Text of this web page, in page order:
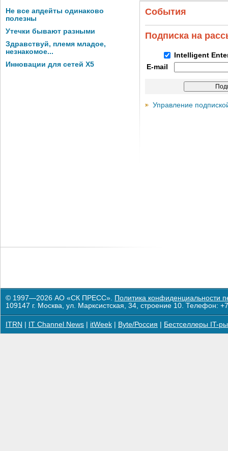
Не все апдейты одинаково
полезны
Утечки бывают разными
Здравствуй, племя младое,
незнакомое...
Инновации для сетей X5
События
Подписка на
Intelligent
E-mail
Управление
© 1997—2026 АО «СК ПРЕСС». Политика конфиденциальности
109147 г. Москва, ул. Марксистская, 34, строение 10. Телефон:
ITRN IT Channel News itWeek Byte/Россия Бестселлеры IT-